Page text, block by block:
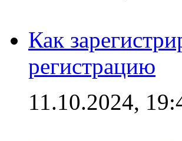
Как
регистрацию
11.10.2024,